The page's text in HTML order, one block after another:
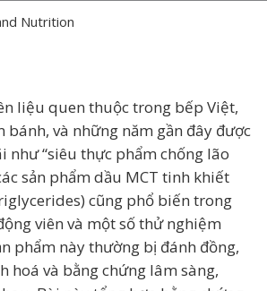
Nutrition
liệu quen thuộc trong bếp Việt,
bánh, và những năm gần đây được
như “siêu thực phẩm chống lão
sản phẩm dầu MCT tinh khiết
cũng phổ biến trong
viên và một số thử nghiệm
phẩm này thường bị đánh đồng,
hoá và bằng chứng lâm sàng,